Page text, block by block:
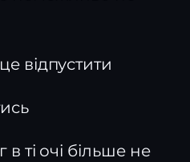
відпустити
ті очі більше не